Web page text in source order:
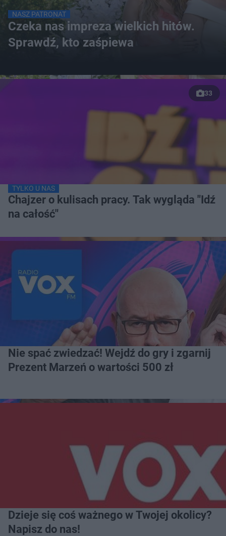
NASZ PATRONAT
Czeka nas impreza wielkich hitów.
Sprawdź, kto zaśpiewa
33
TYLKO U NAS
Chajzer o kulisach pracy. Tak wygląda "Idź
na całość"
Nie spać zwiedzać! Wejdź do gry i zgarnij
Prezent Marzeń o wartości 500 zł
Dzieje się coś ważnego w Twojej okolicy?
Napisz do nas!